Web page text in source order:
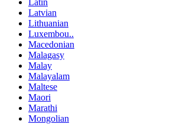
Latin
Latvian
Lithuanian
Luxembou..
Macedonian
Malagasy
Malay
Malayalam
Maltese
Maori
Marathi
Mongolian